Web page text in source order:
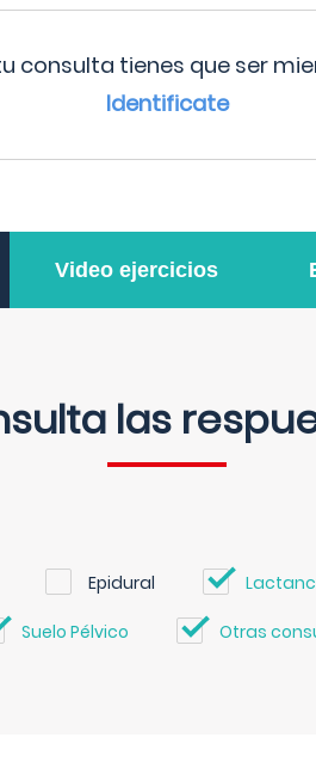
consulta tienes que ser
Identificate
Video ejercicios
las
Epidural
Suelo Pélvico Otras